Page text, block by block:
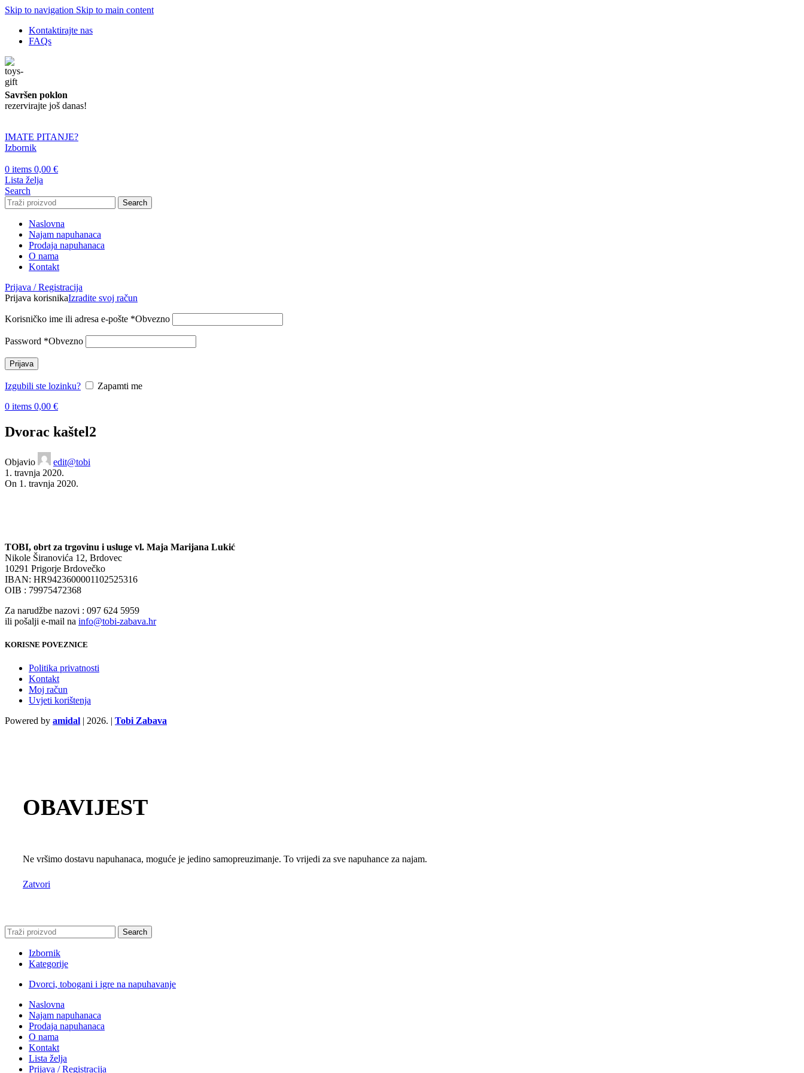
Skip to navigation Skip to main content
Kontaktirajte nas
FAQs
Savršen poklon
rezervirajte još danas!
IMATE PITANJE?
Izbornik
0 items 0,00 €
Lista želja
Search
Search
Naslovna
Najam napuhanaca
Prodaja napuhanaca
O nama
Kontakt
Prijava / Registracija
Prijava korisnikaIzradite svoj račun
Korisničko ime ili adresa e-pošte *Obvezno
Password *Obvezno
Prijava
Izgubili ste lozinku?
Zapamti me
0 items 0,00 €
Dvorac kaštel2
Objavio
edit@tobi
1. travnja 2020.
On 1. travnja 2020.
TOBI, obrt za trgovinu i usluge vl. Maja Marijana Lukić
Nikole Širanovića 12, Brdovec
10291 Prigorje Brdovečko
IBAN: HR9423600001102525316
OIB : 79975472368
Za narudžbe nazovi : 097 624 5959
ili pošalji e-mail na info@tobi-zabava.hr
KORISNE POVEZNICE
Politika privatnosti
Kontakt
Moj račun
Uvjeti korištenja
Powered by amidal | 2026. | Tobi Zabava
OBAVIJEST
Ne vršimo dostavu napuhanaca, moguće je jedino samopreuzimanje. To vrijedi za sve napuhance za najam.
Zatvori
Search
Izbornik
Kategorije
Dvorci, tobogani i igre na napuhavanje
Naslovna
Najam napuhanaca
Prodaja napuhanaca
O nama
Kontakt
Lista želja
Prijava / Registracija